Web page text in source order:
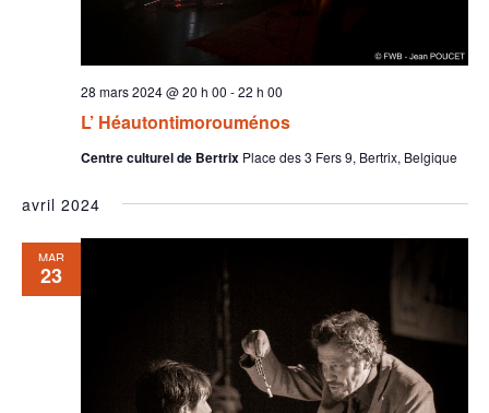
L’ Héautontimorouménos
28 mars 2024 @ 20 h 00 -22 h 00
Centre culturel de Bertrix Place des 3 Fers 9, Bertrix, Belgique
avril 2024
MAR
23